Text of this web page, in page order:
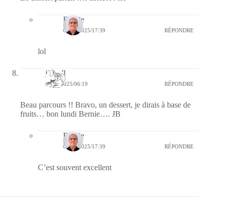
Bernie
07/01/2025/17:39 RÉPONDRE
lol
jill bill
06/01/2025/06:19 RÉPONDRE
Beau parcours !! Bravo, un dessert, je dirais à base de
fruits… bon lundi Bernie…. JB
Bernie
07/01/2025/17:39 RÉPONDRE
C’est souvent excellent